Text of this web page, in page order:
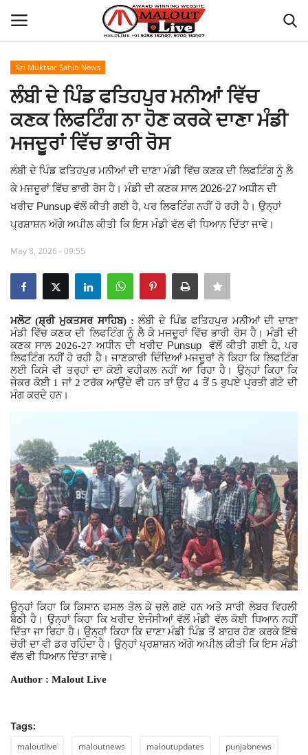
Home
About Us
How to Reach Malout
Privacy Policy
History of Malout
Giddarbaha
Railway Time Table
Lambi
Sri Muktsar Sahib News
Punjab
Life & Style
Important
Contact Us
Sri Muktsar Sahib News
ਲੰਬੀ ਦੇ ਪਿੰਡ ਫਤਿਹਪੁਰ ਮਨੀਆਂ ਵਿੱਚ
ਕਣਕ ਲਿਫਟਿੰਗ ਨਾ ਹੋਣ ਕਰਕੇ ਦਾਣਾ ਮੰਡੀ
ਮਜਦੂਰਾਂ ਵਿੱਚ ਭਾਰੀ ਰੋਸ
ਲੰਬੀ ਦੇ ਪਿੰਡ ਫਤਿਹਪੁਰ ਮਨੀਆਂ ਦੀ ਦਾਣਾ ਮੰਡੀ ਵਿੱਚ ਕਣਕ ਦੀ ਲਿਫਟਿੰਗ ਨੂੰ ਲੈ
ਕੇ ਮਜਦੂਰਾਂ ਵਿੱਚ ਭਾਰੀ ਰੋਸ ਹੈ। ਮੰਡੀ ਦੀ ਕਣਕ ਸਾਲ 2026-27 ਅਧੀਨ ਦੀ
ਖਰੀਦ Punsup ਵੱਲੋਂ ਕੀਤੀ ਗਈ ਹੈ, ਪਰ ਲਿਫਟਿੰਗ ਨਹੀਂ ਹੋ ਰਹੀ ਹੈ। ਉਨ੍ਹਾਂ
ਪ੍ਰਸ਼ਾਸ਼ਨ ਅੱਗੇ ਅਪੀਲ ਕੀਤੀ ਕਿ ਇਸ ਮੰਡੀ ਵੱਲ ਵੀ ਧਿਆਨ ਦਿੱਤਾ ਜਾਵੇ।
May 8, 2026 - 09:55
ਮਲੋਟ (ਸ਼੍ਰੀ ਮੁਕਤਸਰ ਸਾਹਿਬ) : ਲੰਬੀ ਦੇ ਪਿੰਡ ਫਤਿਹਪੁਰ ਮਨੀਆਂ ਦੀ ਦਾਣਾ
ਮੰਡੀ ਵਿੱਚ ਕਣਕ ਦੀ ਲਿਫਟਿੰਗ ਨੂੰ ਲੈ ਕੇ ਮਜਦੂਰਾਂ ਵਿੱਚ ਭਾਰੀ ਰੋਸ ਹੈ। ਮੰਡੀ ਦੀ
ਕਣਕ ਸਾਲ 2026-27 ਅਧੀਨ ਦੀ ਖਰੀਦ Punsup
ਵੱਲੋਂ ਕੀਤੀ ਗਈ ਹੈ, ਪਰ
ਲਿਫਟਿੰਗ ਨਹੀਂ ਹੋ ਰਹੀ ਹੈ। ਜਾਣਕਾਰੀ ਦਿੰਦਿਆਂ ਮਜਦੂਰਾਂ ਨੇ ਕਿਹਾ ਕਿ ਲਿਫਟਿੰਗ
ਲਈ ਕਿਸੇ ਵੀ ਤਰ੍ਹਾਂ ਦਾ ਕੋਈ ਵਹੀਕਲ ਨਹੀਂ ਆ ਰਿਹਾ ਹੈ। ਉਨ੍ਹਾਂ ਕਿਹਾ ਕਿ
ਜੇਕਰ ਕੋਈ 1 ਜਾਂ 2 ਟਰੱਕ ਆਉਂਦੇ ਵੀ ਹਨ ਤਾਂ ਉਹ 4 ਤੋਂ 5 ਰੁਪਏ ਪ੍ਰਤੀ ਗੱਟੇ ਦੀ
ਮੰਗ ਕਰਦੇ ਹਨ।
ਉਨ੍ਹਾਂ ਕਿਹਾ ਕਿ ਕਿਸਾਨ ਫਸਲ ਤੋਲ ਕੇ ਚਲੇ ਗਏ ਹਨ ਅਤੇ ਸਾਰੀ ਲੇਬਰ ਵਿਹਲੀ
ਬੈਠੀ ਹੈ। ਉਨ੍ਹਾਂ ਕਿਹਾ ਕਿ ਖਰੀਦ ਏਜੰਸੀਆਂ ਵੱਲੋਂ ਮੰਡੀ ਵੱਲ ਕੋਈ ਧਿਆਨ ਨਹੀਂ
ਦਿੱਤਾ ਜਾ ਰਿਹਾ ਹੈ। ਉਨ੍ਹਾਂ ਕਿਹਾ ਕਿ ਦਾਣਾ ਮੰਡੀ ਪਿੰਡ ਤੋਂ ਬਾਹਰ ਹੋਣ ਕਰਕੇ ਇੱਥੇ
ਚੋਰੀ ਦਾ ਵੀ ਡਰ ਰਹਿੰਦਾ ਹੈ। ਉਨ੍ਹਾਂ ਪ੍ਰਸ਼ਾਸ਼ਨ ਅੱਗੇ ਅਪੀਲ ਕੀਤੀ ਕਿ ਇਸ ਮੰਡੀ
ਵੱਲ ਵੀ ਧਿਆਨ ਦਿੱਤਾ ਜਾਵੇ।
Author : Malout Live
Tags:
maloutlive
maloutnews maloutupdates punjabnews